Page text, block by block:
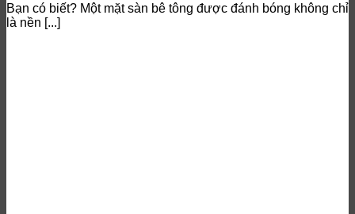
Bạn có biết? Một mặt sàn bê tông được đánh bóng không chỉ
là nền [...]